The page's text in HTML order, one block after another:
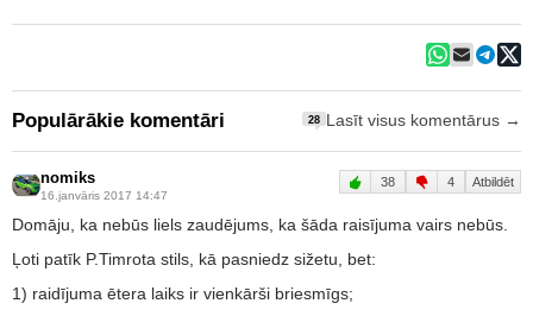
Populārākie komentāri 28 Lasīt visus komentārus →
nomiks
16.janvāris 2017 14:47
38 4 Atbildēt
Domāju, ka nebūs liels zaudējums, ka šāda raisījuma vairs nebūs.
Ļoti patīk P.Timrota stils, kā pasniedz sižetu, bet:
1) raidījuma ētera laiks ir vienkārši briesmīgs;